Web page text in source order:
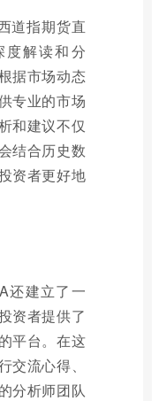
道指期货直
度解读和分
据市场动态
专业的市场
和建议不仅
结合历史数
资者更好地
还建立了一
资者提供了
平台。在这
交流心得、
分析师团队